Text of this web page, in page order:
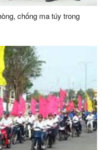
chống ma túy trong